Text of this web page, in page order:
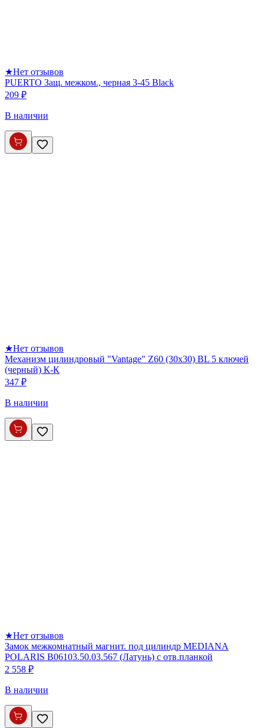
★Нет отзывов
PUERTO Защ. межком., черная 3-45 Black
209 ₽
В наличии
★Нет отзывов
Механизм цилиндровый "Vantage" Z60 (30х30) BL 5 ключей
(черный) К-К
347 ₽
В наличии
★Нет отзывов
Замок межкомнатный магнит. под цилиндр MEDIANA
POLARIS B06103.50.03.567 (Латунь) с отв.планкой
2 558 ₽
В наличии